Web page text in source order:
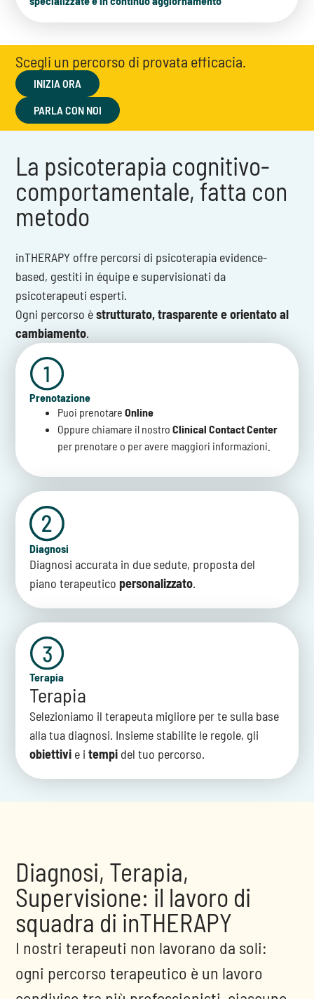
Scegli un percorso di provata efficacia.
INIZIA ORA
PARLA CON NOI
La psicoterapia cognitivo-
comportamentale, fatta con
metodo
inTHERAPY offre percorsi di psicoterapia evidence-
based, gestiti in équipe e supervisionati da
psicoterapeuti esperti.
Ogni percorso èstrutturato, trasparente e orientato al
cambiamento.
Prenotazione
Puoi prenotareOnline
Oppure chiamare il nostroClinical Contact Center
per prenotare o per avere maggiori informazioni.
Diagnosi
Diagnosi accurata in due sedute, proposta del
piano terapeuticopersonalizzato.
Terapia
Terapia
Selezioniamo il terapeuta migliore per te sulla base
alla tua diagnosi. Insieme stabilite le regole, gli
obiettivi e itempi del tuo percorso.
Diagnosi, Terapia,
Supervisione: il lavoro di
squadra di inTHERAPY
I nostri terapeuti non lavorano da soli:
ogni percorso terapeutico è un lavoro